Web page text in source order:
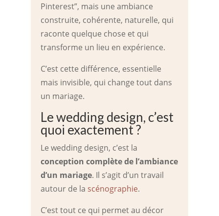
Pinterest”, mais une ambiance
construite, cohérente, naturelle, qui
raconte quelque chose et qui
transforme un lieu en expérience.
C’est cette différence, essentielle
mais invisible, qui change tout dans
un mariage.
Le wedding design, c’est
quoi exactement ?
Le wedding design, c’est la
conception complète de l’ambiance
d’un mariage. Il s’agit d’un travail
autour de la scénographie.
C’est tout ce qui permet au décor